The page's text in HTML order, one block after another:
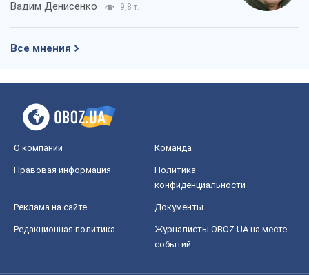
Вадим Денисенко 9,8 т.
Все мнения
О компании Команда
Правовая информация
Политика
конфиденциальности
Реклама на сайте Документы
Редакционная политика
Журналисты OBOZ.UA на месте
событий